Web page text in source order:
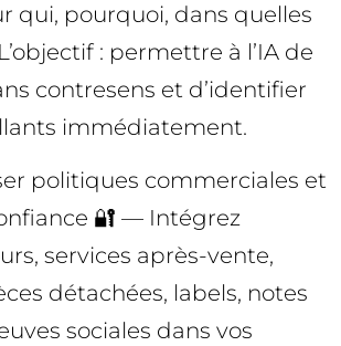
qui, pourquoi, dans quelles
: permettre à l’IA de
contresens et d’identifier
immédiatement.
politiques commerciales et
🔐 — Intégrez
services après-vente,
détachées, labels, notes
sociales dans vos